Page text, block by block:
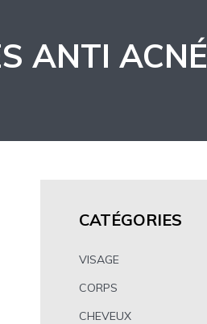
ANTI ACNÉ
CATÉGORIES
VISAGE
CORPS
CHEVEUX